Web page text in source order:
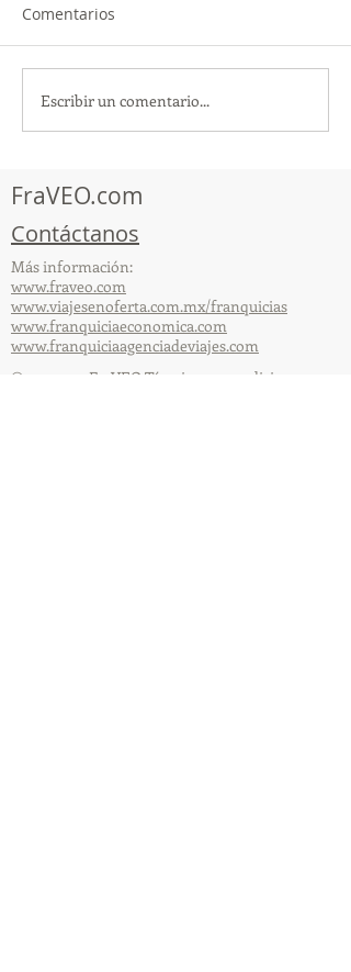
¡Acapulco y Guerrero se
Visten de Fiesta!
Comentarios
Escribir un comentario...
FraVEO.com
Contáctanos
Más información:
www.fraveo.com
www.viajesenoferta.com.mx/franquicias
www.franquiciaeconomica.com
www.franquiciaagenciadeviajes.com
© 2025 por FraVEO Términos y condiciones